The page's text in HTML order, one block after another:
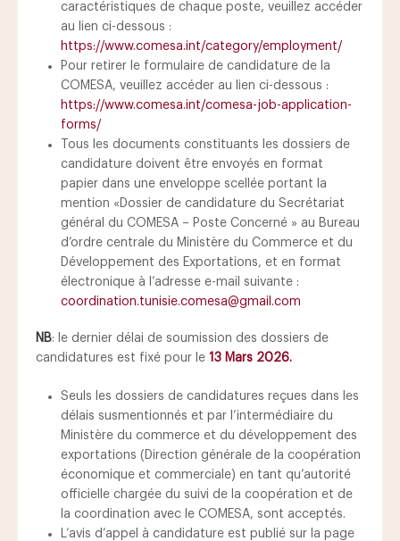
caractéristiques de chaque poste, veuillez accéder
au lien ci-dessous :
https://www.comesa.int/category/employment/
Pour retirer le formulaire de candidature de la
COMESA, veuillez accéder au lien ci-dessous :
https://www.comesa.int/comesa-job-application-
forms/
Tous les documents constituants les dossiers de
candidature doivent être envoyés en format
papier dans une enveloppe scellée portant la
mention «Dossier de candidature du Secrétariat
général du COMESA – Poste Concerné » au Bureau
d’ordre centrale du Ministère du Commerce et du
Développement des Exportations, et en format
électronique à l’adresse e-mail suivante :
coordination.tunisie.comesa@gmail.com
NB: le dernier délai de soumission des dossiers de
candidatures est fixé pour le 13 Mars 2026.
Seuls les dossiers de candidatures reçues dans les
délais susmentionnés et par l’intermédiaire du
Ministère du commerce et du développement des
exportations (Direction générale de la coopération
économique et commerciale) en tant qu’autorité
officielle chargée du suivi de la coopération et de
la coordination avec le COMESA, sont acceptés.
L’avis d’appel à candidature est publié sur la page